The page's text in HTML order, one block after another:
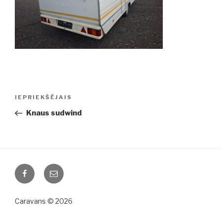
Ziņu
Iepriekšējā
ziņa:
IEPRIEKŠĒJAIS
Knaus sudwind
FacebookEmail
Caravans © 2026